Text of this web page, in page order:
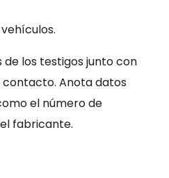
los testigos junto con
Anota datos
el número de
fabricante.